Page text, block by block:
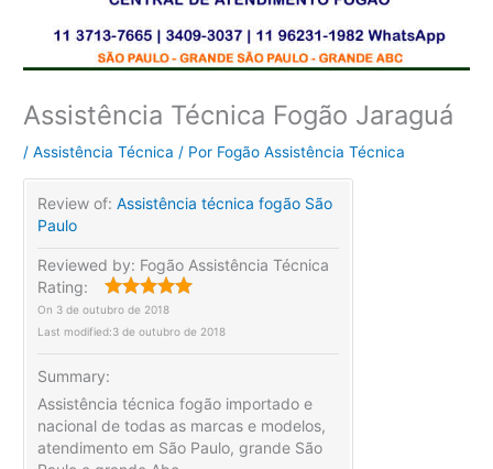
Assistência Técnica Fogão Jaraguá
/Assistência Técnica / Por Fogão Assistência Técnica
Review of:Assistência técnica fogão São
Paulo
Reviewed by: Fogão Assistência Técnica
Rating:
On 3 de outubro de 2018
Last modified:3 de outubro de 2018
Summary:
Assistência técnica fogão importado e
nacional de todas as marcas e modelos,
atendimento em São Paulo, grande São